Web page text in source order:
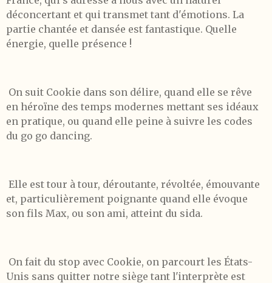
déconcertant et qui transmet tant d'émotions. La
partie chantée et dansée est fantastique. Quelle
énergie, quelle présence !
On suit Cookie dans son délire, quand elle se rêve
en héroïne des temps modernes mettant ses idéaux
en pratique, ou quand elle peine à suivre les codes
du go go dancing.
Elle est tour à tour, déroutante, révoltée, émouvante
et, particulièrement poignante quand elle évoque
son fils Max, ou son ami, atteint du sida.
On fait du stop avec Cookie, on parcourt les États-
Unis sans quitter notre siège tant l'interprète est